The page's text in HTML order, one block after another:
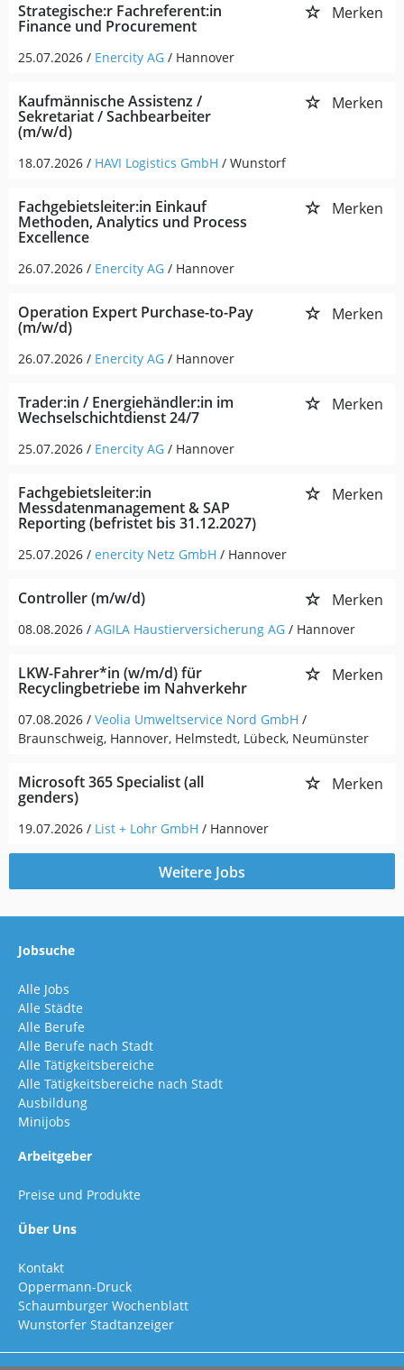
Strategische:r Fachreferent:in
Finance und Procurement
Merken
25.07.2026 / Enercity AG / Hannover
Kaufmännische Assistenz /
Sekretariat / Sachbearbeiter
(m/w/d)
Merken
18.07.2026 / HAVI Logistics GmbH / Wunstorf
Fachgebietsleiter:in Einkauf
Methoden, Analytics und Process
Excellence
Merken
26.07.2026 / Enercity AG / Hannover
Operation Expert Purchase-to-Pay
(m/w/d)
Merken
26.07.2026 / Enercity AG / Hannover
Trader:in / Energiehändler:in im
Wechselschichtdienst 24/7
Merken
25.07.2026 / Enercity AG / Hannover
Fachgebietsleiter:in
Messdatenmanagement & SAP
Reporting (befristet bis 31.12.2027)
Merken
25.07.2026 / enercity Netz GmbH / Hannover
Controller (m/w/d) Merken
08.08.2026 / AGILA Haustierversicherung AG / Hannover
LKW-Fahrer*in (w/m/d) für
Recyclingbetriebe im Nahverkehr
Merken
07.08.2026 / Veolia Umweltservice Nord GmbH /
Braunschweig, Hannover, Helmstedt, Lübeck, Neumünster
Microsoft 365 Specialist (all
genders)
Merken
19.07.2026 / List + Lohr GmbH / Hannover
Weitere Jobs
Jobsuche
Alle Jobs
Alle Städte
Alle Berufe
Alle Berufe nach Stadt
Alle Tätigkeitsbereiche
Alle Tätigkeitsbereiche nach Stadt
Ausbildung
Minijobs
Arbeitgeber
Preise und Produkte
Über Uns
Kontakt
Oppermann-Druck
Schaumburger Wochenblatt
Wunstorfer Stadtanzeiger